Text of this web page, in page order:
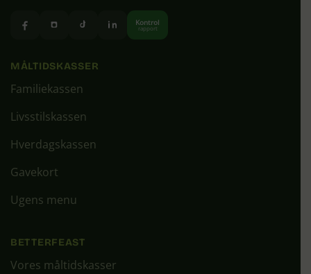
Kontrol
rapport
MÅLTIDSKASSER
Familiekassen
Livsstilskassen
Hverdagskassen
Gavekort
Ugens menu
BETTERFEAST
Vores måltidskasser